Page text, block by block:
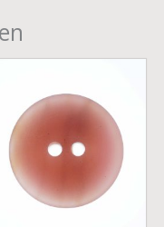
tot
€ 1,15